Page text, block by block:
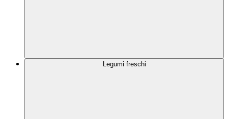
Legumi freschi